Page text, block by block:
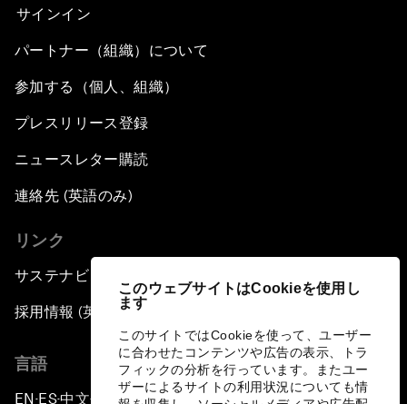
このウェブサイトはCookieを使用し
ます
このサイトではCookieを使って、ユーザー
に合わせたコンテンツや広告の表示、トラ
フィックの分析を行っています。またユー
ザーによるサイトの利用状況についても情
サインイン
パートナー（組織）について
参加する（個人、組織）
プレスリリース登録
ニュースレター購読
連絡先 (英語のみ)
リンク
サステナビリティへの取り組み
採用情報 (英語のみ)
言語
EN ▪ ES▪中文▪ 日本語